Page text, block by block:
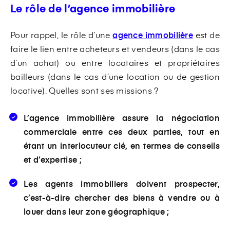
Le rôle de l’agence immobilière
Pour rappel, le rôle d’uneagence immobilière est de
faire le lien entre acheteurs et vendeurs (dans le cas
d’un achat) ou entre locataires et propriétaires
bailleurs (dans le cas d’une location ou de gestion
locative). Quelles sont ses missions ?
L’agence immobilière assure la négociation
commerciale entre ces deux parties, tout en
étant un interlocuteur clé, en termes de conseils
et d’expertise ;
Les agents immobiliers doivent prospecter,
c’est-à-dire chercher des biens à vendre ou à
louer dans leur zone géographique ;